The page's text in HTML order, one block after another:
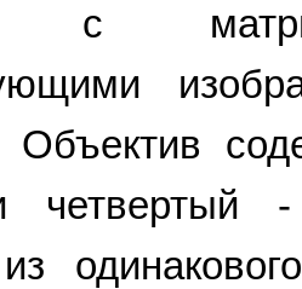
с
Объектив
четвертый